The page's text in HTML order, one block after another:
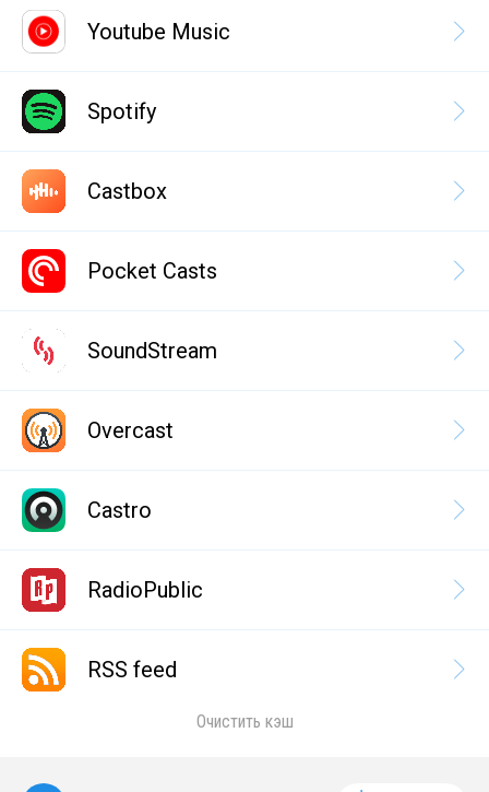
Youtube Music
Spotify
Castbox
Pocket Casts
SoundStream
Overcast
Castro
RadioPublic
RSS feed
Очистить кэш